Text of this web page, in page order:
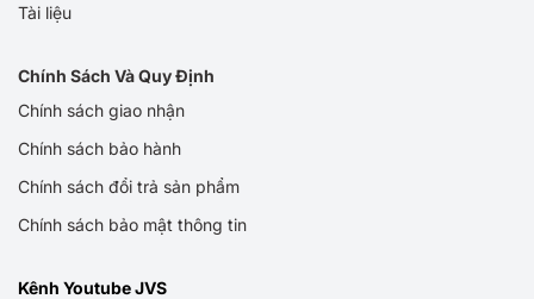
Tài liệu
Chính Sách Và Quy Định
Chính sách giao nhận
Chính sách bảo hành
Chính sách đổi trả sản phẩm
Chính sách bảo mật thông tin
Kênh Youtube JVS